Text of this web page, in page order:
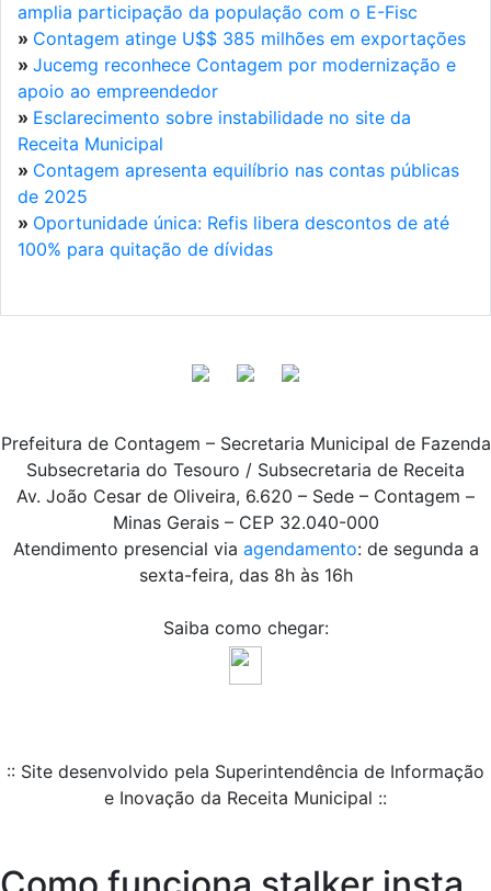
amplia participação da população com o E-Fisc
» Contagem atinge U$$ 385 milhões em exportações
» Jucemg reconhece Contagem por modernização e
apoio ao empreendedor
» Esclarecimento sobre instabilidade no site da
Receita Municipal
» Contagem apresenta equilíbrio nas contas públicas
de 2025
» Oportunidade única: Refis libera descontos de até
100% para quitação de dívidas
Prefeitura de Contagem – Secretaria Municipal de Fazenda
Subsecretaria do Tesouro / Subsecretaria de Receita
Av. João Cesar de Oliveira, 6.620 – Sede – Contagem –
Minas Gerais – CEP 32.040-000
Atendimento presencial via agendamento: de segunda a
sexta-feira, das 8h às 16h
Saiba como chegar:
:: Site desenvolvido pela Superintendência de Informação
e Inovação da Receita Municipal ::